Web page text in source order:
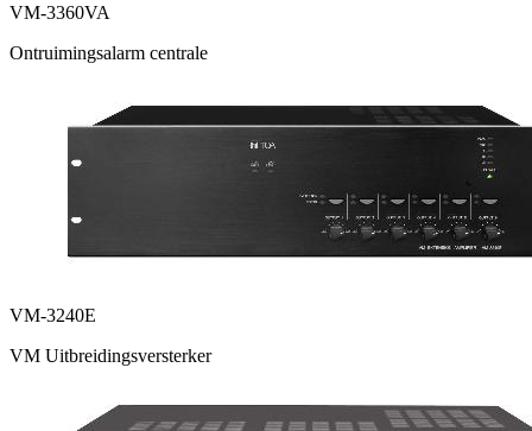
VM-3360VA
Ontruimingsalarm centrale
VM-3240E
VM Uitbreidingsversterker